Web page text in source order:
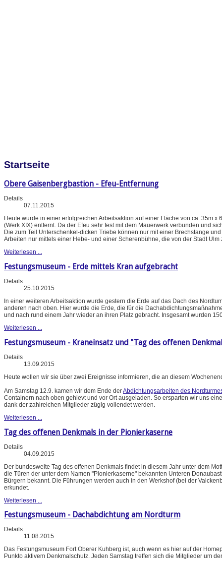
Startseite
Obere Gaisenbergbastion - Efeu-Entfernung
Details
07.11.2015
Heute wurde in einer erfolgreichen Arbeitsaktion auf einer Fläche von ca. 35m
(Werk XIX) entfernt. Da der Efeu sehr fest mit dem Mauerwerk verbunden und
Die zum Teil Unterschenkel-dicken Triebe können nur mit einer Brechstange
Arbeiten nur mittels einer Hebe- und einer Scherenbühne, die von der Stadt
Weiterlesen ...
Festungsmuseum - Erde mittels Kran aufgebracht
Details
25.10.2015
In einer weiteren Arbeitsaktion wurde gestern die Erde auf das Dach des
anderen nach oben. Hier wurde die Erde, die für die
und nach rund einem Jahr wieder an ihren Platz gebracht. Insgesamt wurden
Weiterlesen ...
Festungsmuseum - Kraneinsatz und "Tag des offenen
Details
13.09.2015
Heute wollen wir sie über zwei Ereignisse informieren, die an diesem
Am Samstag 12.9. kamen wir dem Ende derAbdichtungsarbeiten des
Containern nach oben gehievt und vor Ort ausgeladen. So ersparten wir uns
dank der zahlreichen Mitglieder zügig vollendet werden.
Weiterlesen ...
Tag des offenen Denkmals in der Pionierkaserne
Details
04.09.2015
Der bundesweite Tag des offenen Denkmals findet in diesem Jahr unter dem
die Türen der unter dem Namen "Pionierkaserne" bekannten Unteren
Bürgern bekannt. Die Führungen werden auch in den Werkshof (bei der
erkundet.
Weiterlesen ...
Festungsmuseum - Dachabdichtung am Nordturm
Details
11.08.2015
Das Festungsmuseum Fort Oberer Kuhberg ist, auch wenn es hier auf der
Punkto aktivem Denkmalschutz. Jeden Samstag treffen sich die Mitglieder um